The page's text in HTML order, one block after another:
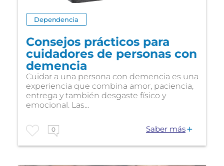
Dependencia
Consejos prácticos para
cuidadores de personas con
demencia
Cuidar a una persona con demencia es una
experiencia que combina amor, paciencia,
entrega y también desgaste físico y
emocional. Las...
0 Saber más